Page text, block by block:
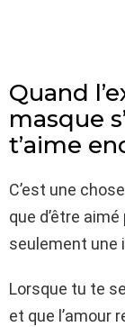
Quand
masque
t’aime
C’est une
que d’être
seulement une
Lorsque tu te
et que l’amour